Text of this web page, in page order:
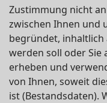
Zustimmung nicht
zwischen Ihnen und
begründet,
werden soll oder Sie
erheben und
von Ihnen, soweit
ist (Bestandsdaten).